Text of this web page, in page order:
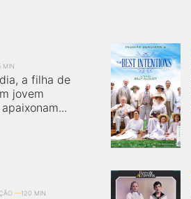
MIN
a filha de
jovem
120 MIN